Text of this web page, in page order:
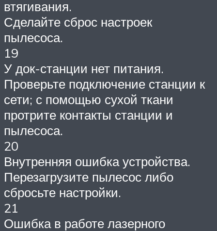
втягивания.
Сделайте сброс настроек
пылесоса.
19
У док-станции нет питания.
Проверьте подключение станции к
сети; с помощью сухой ткани
протрите контакты станции и
пылесоса.
20
Внутренняя ошибка устройства.
Перезагрузите пылесос либо
сбросьте настройки.
21
Ошибка в работе лазерного